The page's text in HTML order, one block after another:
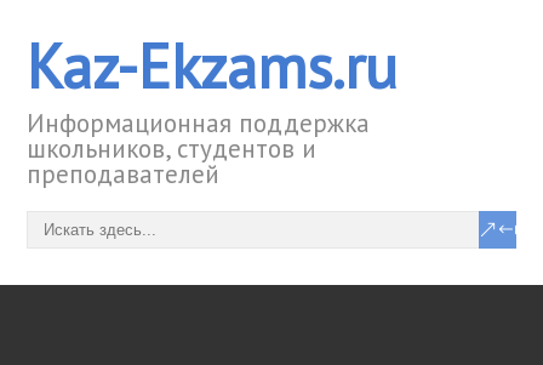
Kaz-Ekzams.ru
Информационная поддержка
школьников, студентов и
преподавателей